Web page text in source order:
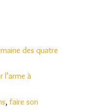
des quatre
l’arme à
, faire son